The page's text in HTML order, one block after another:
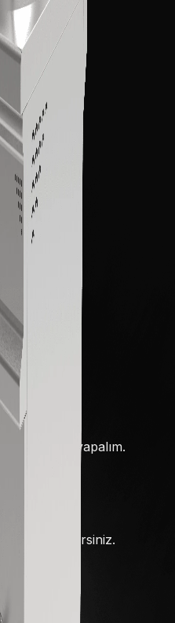
geri dönüş yapalım.
edebilirsiniz.